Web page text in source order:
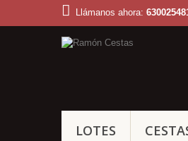
Llámanos ahora:
LOTES